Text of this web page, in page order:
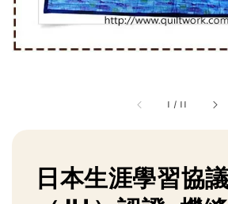
1 / 11
日本生涯學習協